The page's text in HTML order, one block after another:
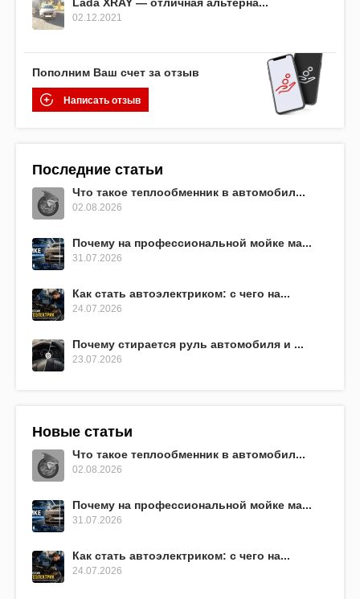
02.12.2021
Пополним Ваш счет за отзыв
Написать отзыв
Последние статьи
Что такое теплообменник в автомобил...
02.08.2026
Почему на профессиональной мойке ма...
31.07.2026
Как стать автоэлектриком: с чего на...
24.07.2026
Почему стирается руль автомобиля и ...
23.07.2026
Новые статьи
Что такое теплообменник в автомобил...
02.08.2026
Почему на профессиональной мойке ма...
31.07.2026
Как стать автоэлектриком: с чего на...
24.07.2026